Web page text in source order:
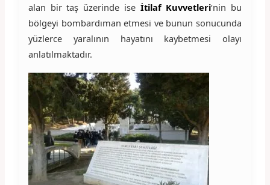
alan bir taş üzerinde ise İtilaf Kuvvetleri‘nin bu
bölgeyi bombardıman etmesi ve bunun sonucunda
yüzlerce yaralının hayatını kaybetmesi olayı
anlatılmaktadır.